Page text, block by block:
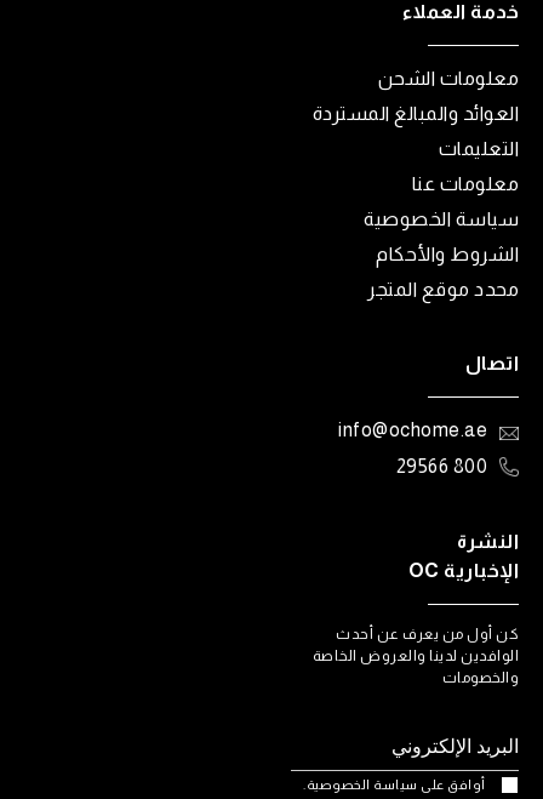
خدمة العملاء
معلومات الشحن
العوائد والمبالغ المستردة
التعليمات
معلومات عنا
سياسة الخصوصية
الشروط والأحكام
محدد موقع المتجر
اتصال
info@ochome.ae
800 29566
النشرة
الإخبارية OC
كن أول من يعرف عن أحدث
الوافدين لدينا والعروض الخاصة
والخصومات
أوافق على سياسة الخصوصية.